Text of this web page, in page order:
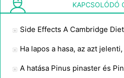
KAPCSOLÓDÓ
Side Effects A Cambridge Diet
Ha lapos a hasa, az azt
A hatása Pinus pinaster és